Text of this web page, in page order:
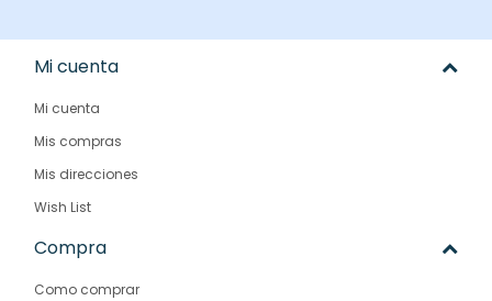
Mi cuenta
Mi cuenta
Mis compras
Mis direcciones
Wish List
Compra
Como comprar